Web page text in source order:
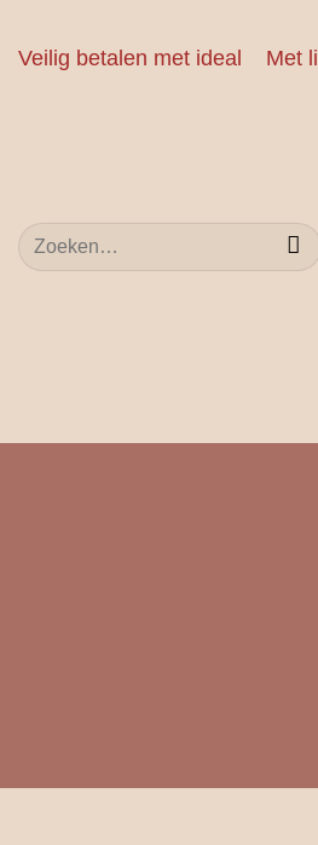
naar
Veilig betalen met ideal Met
Zoeken
naar: